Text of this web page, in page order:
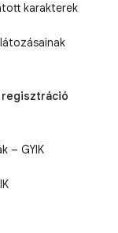
karakterek
regisztráció
– GYIK